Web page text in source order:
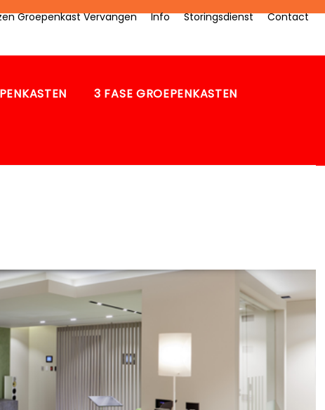
Groepenkast Vervangen Info Storingsdienst Contact
3 FASE GROEPENKASTEN